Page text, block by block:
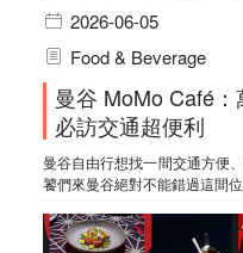
2026-06-05
Food & Beverage
曼谷 MoMo Café
必訪交通超便利
曼谷自由行想找一間交通方便
饕們來曼谷絕對不能錯過這間